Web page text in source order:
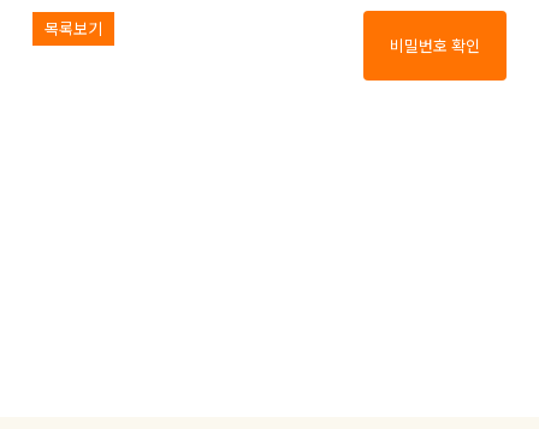
목록보기
비밀번호 확인